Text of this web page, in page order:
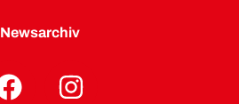
Newsarchiv